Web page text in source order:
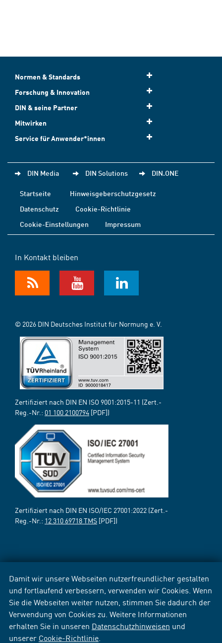
Damit wir unsere Webseiten nutzerfreundlicher gestalten
und fortlaufend verbessern, verwenden wir Cookies. Wenn
Sie die Webseiten weiter nutzen, stimmen Sie dadurch der
Verwendung von Cookies zu. Weitere Informationen
erhalten Sie in unseren Datenschutzhinweisen und
unserer Cookie-Richtlinie
Normen & Standards
Forschung & Innovation
DIN & seine Partner
Mitwirken
Service für Anwender*innen
DIN Media DIN Solutions DIN.ONE
Startseite
Hinweisgeberschutzgesetz
Datenschutz
Cookie-Richtlinie
Cookie-Einstellungen
Impressum
In Kontakt bleiben
© 2026 DIN Deutsches Institut für Normung e. V.
Zertifiziert nach DIN EN ISO 9001:2015-11 (Zert.-
Reg.-Nr.: 01 100 2100794 [PDF])
Zertifiziert nach DIN EN ISO/IEC 27001:2022 (Zert.-
Reg.-Nr.: 12 310 69718 TMS [PDF])